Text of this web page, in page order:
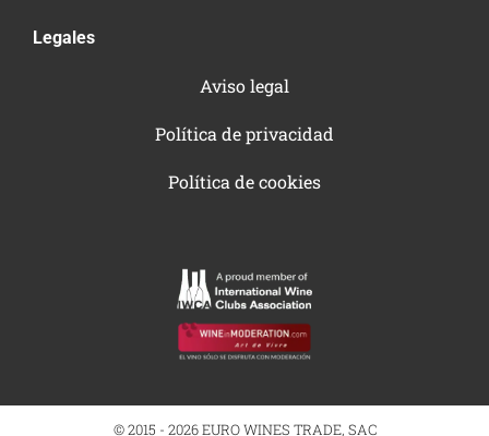
Legales
Aviso legal
Política de privacidad
Política de cookies
© 2015 - 2026 EURO WINES TRADE, SAC